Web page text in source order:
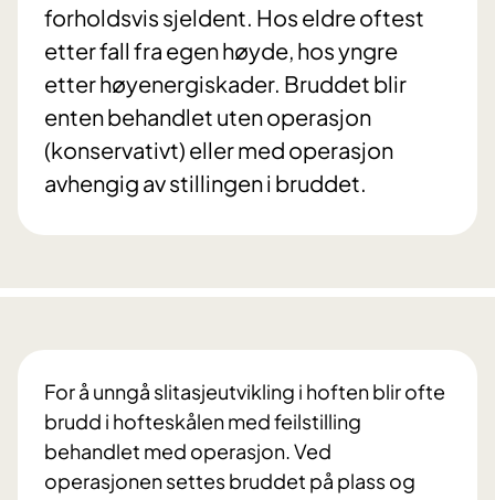
forholdsvis sjeldent. Hos eldre oftest
etter fall fra egen høyde, hos yngre
etter høyenergiskader. Bruddet blir
enten behandlet uten operasjon
(konservativt) eller med operasjon
avhengig av stillingen i bruddet.
For å unngå slitasjeutvikling i hoften blir ofte
brudd i hofteskålen med feilstilling
behandlet med operasjon. Ved
operasjonen settes bruddet på plass og